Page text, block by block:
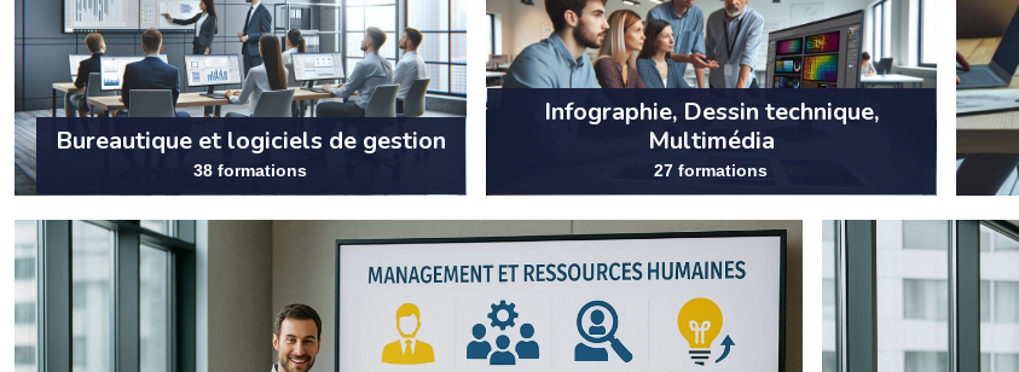
Bureautique et logiciels de gestion
38 formations
Infographie, Dessin technique,
Multimédia
27 formations